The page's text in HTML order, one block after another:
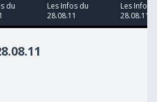
du
Les Infos du
28.08.11
Les Infos
28.08.11